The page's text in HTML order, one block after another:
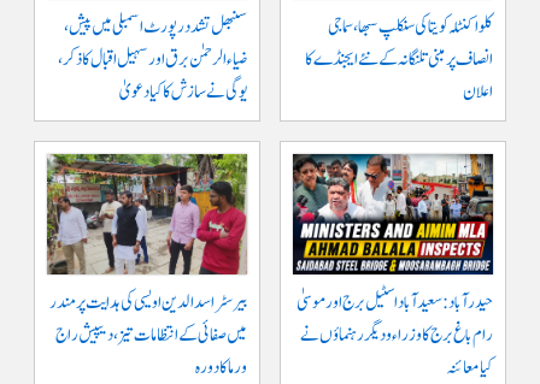
کلواکنٹلہ کویتا کی سنکلپ سبھا، سماجی
انصاف پر مبنی تلنگانہ کے نئے ایجنڈے کا
اعلان
سنبھل تشدد رپورٹ اسمبلی میں پیش،
ضیاء الرحمٰن برق اور سہیل اقبال کا ذکر،
یوگی نے سازش کا کیا دعویٰ
حیدرآباد: سعیدآباد اسٹیل برج اور موسیٰ
رام باغ برج کا وزراء و دیگر رہنماؤں نے
کیا معائنہ
بیرسٹر اسدالدین اویسی کی ہدایت پر مندر
میں صفائی کے انتظامات تیز، دیپیش راج
ورما کا دورہ